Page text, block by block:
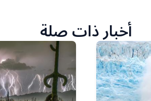
أخبار ذات صلة